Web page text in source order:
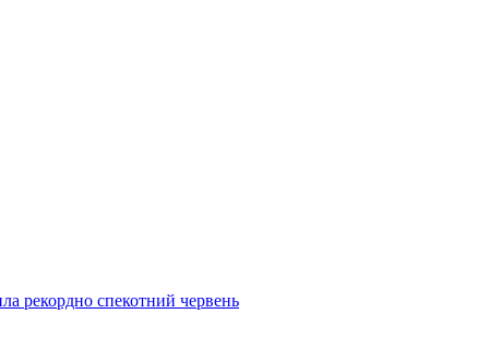
рекордно спекотний червень